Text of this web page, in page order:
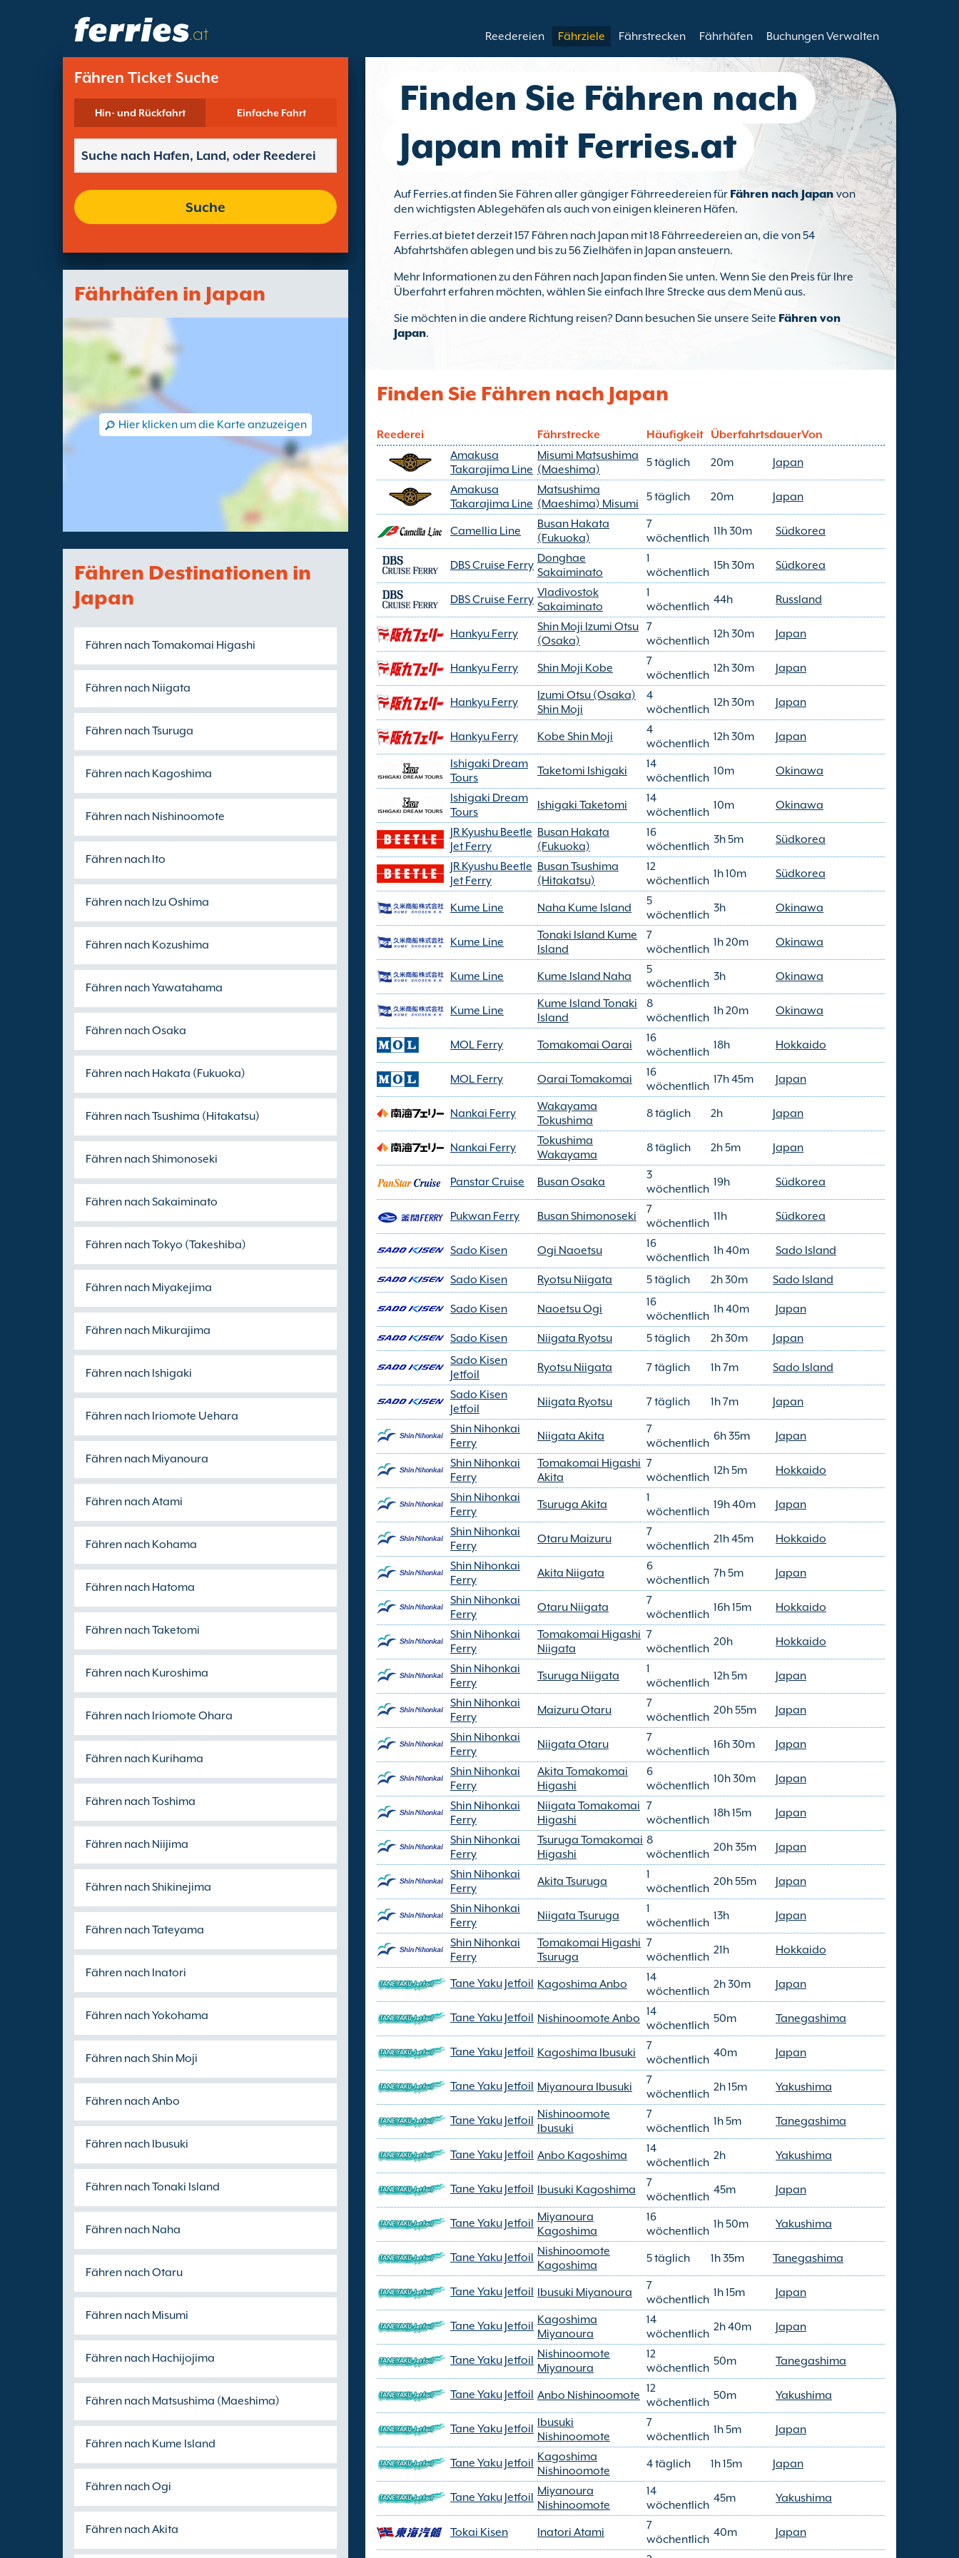
.at Reedereien Fährziele Fährstrecken Fährhäfen Buchungen Verwalten
Fähren Ticket Suche
Hin- und Rückfahrt Einfache Fahrt
Suche
Fährhäfen in Japan
Hier klicken um die Karte anzuzeigen
Fähren Destinationen in
Japan
Fähren nach Tomakomai Higashi
Fähren nach Niigata
Fähren nach Tsuruga
Fähren nach Kagoshima
Fähren nach Nishinoomote
Fähren nach Ito
Fähren nach Izu Oshima
Fähren nach Kozushima
Fähren nach Yawatahama
Fähren nach Osaka
Fähren nach Hakata (Fukuoka)
Fähren nach Tsushima (Hitakatsu)
Fähren nach Shimonoseki
Fähren nach Sakaiminato
Fähren nach Tokyo (Takeshiba)
Fähren nach Miyakejima
Fähren nach Mikurajima
Fähren nach Ishigaki
Fähren nach Iriomote Uehara
Fähren nach Miyanoura
Fähren nach Atami
Fähren nach Kohama
Fähren nach Hatoma
Fähren nach Taketomi
Fähren nach Kuroshima
Fähren nach Iriomote Ohara
Fähren nach Kurihama
Fähren nach Toshima
Fähren nach Niijima
Fähren nach Shikinejima
Fähren nach Tateyama
Fähren nach Inatori
Fähren nach Yokohama
Fähren nach Shin Moji
Fähren nach Anbo
Fähren nach Ibusuki
Fähren nach Tonaki Island
Fähren nach Naha
Fähren nach Otaru
Fähren nach Misumi
Fähren nach Hachijojima
Fähren nach Matsushima (Maeshima)
Fähren nach Kume Island
Fähren nach Ogi
Fähren nach Akita
Finden Sie Fähren nach
Japan mit Ferries.at
Auf Ferries.at finden Sie Fähren aller gängiger Fährreedereien für Fähren nach Japanvon
den wichtigsten Ablegehäfen als auch von einigen kleineren Häfen.
Ferries.at bietet derzeit 157 Fähren nach Japan mit 18 Fährreedereien an, die von 54
Abfahrtshäfen ablegen und bis zu 56 Zielhäfen in Japan ansteuern.
Mehr Informationen zu den Fähren nach Japan finden Sie unten. Wenn Sie den Preis für Ihre
Überfahrt erfahren möchten, wählen Sie einfach Ihre Strecke aus dem Menü aus.
Sie möchten in die andere Richtung reisen? Dann besuchen Sie unsere Seite Fähren von
Japan.
Finden Sie Fähren nach Japan
Reederei Fährstrecke Häufigkeit ÜberfahrtsdauerVon
Amakusa
Takarajima Line
Misumi Matsushima
(Maeshima)
5 täglich 20m Japan
Amakusa
Takarajima Line
Matsushima
(Maeshima) Misumi
5 täglich 20m Japan
Camellia Line
Busan Hakata
(Fukuoka)
7
wöchentlich
11h 30m Südkorea
DBS Cruise Ferry
Donghae
Sakaiminato
1
wöchentlich
15h 30m Südkorea
DBS Cruise Ferry
Vladivostok
Sakaiminato
1
wöchentlich
44h Russland
Hankyu Ferry
Shin Moji Izumi Otsu
(Osaka)
7
wöchentlich
12h 30m Japan
Hankyu Ferry Shin Moji Kobe
7
wöchentlich
12h 30m Japan
Hankyu Ferry
Izumi Otsu (Osaka)
Shin Moji
4
wöchentlich
12h 30m Japan
Hankyu Ferry Kobe Shin Moji
4
wöchentlich
12h 30m Japan
Ishigaki Dream
Tours
Taketomi Ishigaki
14
wöchentlich
10m Okinawa
Ishigaki Dream
Tours
Ishigaki Taketomi
14
wöchentlich
10m Okinawa
JR Kyushu Beetle
Jet Ferry
Busan Hakata
(Fukuoka)
16
wöchentlich
3h 5m Südkorea
JR Kyushu Beetle
Jet Ferry
Busan Tsushima
(Hitakatsu)
12
wöchentlich
1h 10m Südkorea
Kume Line Naha Kume Island
5
wöchentlich
3h Okinawa
Kume Line
Tonaki Island Kume
Island
7
wöchentlich
1h 20m Okinawa
Kume Line Kume Island Naha
5
wöchentlich
3h Okinawa
Kume Line
Kume Island Tonaki
Island
8
wöchentlich
1h 20m Okinawa
MOL Ferry Tomakomai Oarai
16
wöchentlich
18h Hokkaido
MOL Ferry Oarai Tomakomai
16
wöchentlich
17h 45m Japan
Nankai Ferry
Wakayama
Tokushima
8 täglich 2h Japan
Nankai Ferry
Tokushima
Wakayama
8 täglich 2h 5m Japan
Panstar Cruise Busan Osaka
3
wöchentlich
19h Südkorea
Pukwan Ferry Busan Shimonoseki
7
wöchentlich
11h Südkorea
Sado Kisen Ogi Naoetsu
16
wöchentlich
1h 40m Sado Island
Sado Kisen Ryotsu Niigata 5 täglich 2h 30m Sado Island
Sado Kisen Naoetsu Ogi
16
wöchentlich
1h 40m Japan
Sado Kisen Niigata Ryotsu 5 täglich 2h 30m
Japan
Sado Kisen
Jetfoil
Ryotsu Niigata 7 täglich 1h 7m Sado Island
Sado Kisen
Jetfoil
Niigata Ryotsu 7 täglich 1h 7m Japan
Shin Nihonkai
Ferry
Niigata Akita
7
wöchentlich
6h 35m Japan
Shin Nihonkai
Ferry
Tomakomai Higashi
Akita
7
wöchentlich
12h 5m Hokkaido
Shin Nihonkai
Ferry
Tsuruga Akita
1
wöchentlich
19h 40m Japan
Shin Nihonkai
Ferry
Otaru Maizuru
7
wöchentlich
21h 45m Hokkaido
Shin Nihonkai
Ferry
Akita Niigata
6
wöchentlich
7h 5m Japan
Shin Nihonkai
Ferry
Otaru Niigata
7
wöchentlich
16h 15m Hokkaido
Shin Nihonkai
Ferry
Tomakomai Higashi
Niigata
7
wöchentlich
20h Hokkaido
Shin Nihonkai
Ferry
Tsuruga Niigata
1
wöchentlich
12h 5m Japan
Shin Nihonkai
Ferry
Maizuru Otaru
7
wöchentlich
20h 55m Japan
Shin Nihonkai
Ferry
Niigata Otaru
7
wöchentlich
16h 30m Japan
Shin Nihonkai
Ferry
Akita Tomakomai
Higashi
6
wöchentlich
10h 30m Japan
Shin Nihonkai
Ferry
Niigata Tomakomai
Higashi
7
wöchentlich
18h 15m Japan
Shin Nihonkai
Ferry
Tsuruga Tomakomai
Higashi
8
wöchentlich
20h 35m Japan
Shin Nihonkai
Ferry
Akita Tsuruga
1
wöchentlich
20h 55m Japan
Shin Nihonkai
Ferry
Niigata Tsuruga
1
wöchentlich
13h Japan
Shin Nihonkai
Ferry
Tomakomai Higashi
Tsuruga
7
wöchentlich
21h Hokkaido
Tane Yaku Jetfoil Kagoshima Anbo
14
wöchentlich
2h 30m Japan
Tane Yaku Jetfoil Nishinoomote Anbo
14
wöchentlich
50m Tanegashima
Tane Yaku Jetfoil Kagoshima Ibusuki
7
wöchentlich
40m Japan
Tane Yaku Jetfoil Miyanoura Ibusuki
7
wöchentlich
2h 15m Yakushima
Tane Yaku Jetfoil Nishinoomote
Ibusuki
7
wöchentlich
1h 5m Tanegashima
Tane Yaku Jetfoil Anbo Kagoshima
14
wöchentlich
2h Yakushima
Tane Yaku Jetfoil Ibusuki Kagoshima
7
wöchentlich
45m Japan
Tane Yaku Jetfoil Miyanoura
Kagoshima
16
wöchentlich
1h 50m Yakushima
Tane Yaku Jetfoil Nishinoomote
Kagoshima
5 täglich 1h 35m Tanegashima
Tane Yaku Jetfoil Ibusuki Miyanoura
7
wöchentlich
1h 15m Japan
Tane Yaku Jetfoil Kagoshima
Miyanoura
14
wöchentlich
2h 40m Japan
Tane Yaku Jetfoil Nishinoomote
Miyanoura
12
wöchentlich
50m Tanegashima
Tane Yaku Jetfoil Anbo Nishinoomote
12
wöchentlich
50m Yakushima
Tane Yaku Jetfoil Ibusuki
Nishinoomote
7
wöchentlich
1h 5m Japan
Tane Yaku Jetfoil Kagoshima
Nishinoomote
4 täglich 1h 15m Japan
Tane Yaku Jetfoil Miyanoura
Nishinoomote
14
wöchentlich
45m Yakushima
Tokai Kisen Inatori Atami
7
wöchentlich
40m Japan